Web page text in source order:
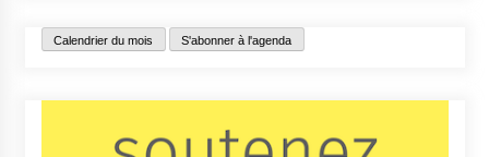
Calendrier du mois S'abonner à l'agenda